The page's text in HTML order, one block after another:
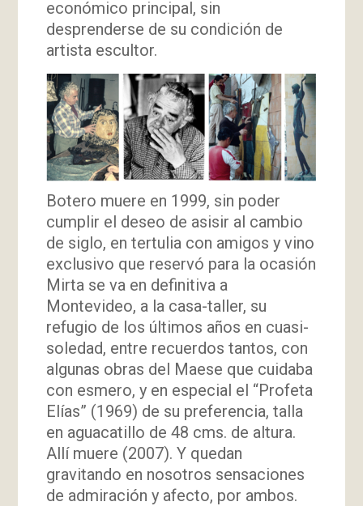
económico principal, sin
desprenderse de su condición de
artista escultor.
Botero muere en 1999, sin poder
cumplir el deseo de asisir al cambio
de siglo, en tertulia con amigos y vino
exclusivo que reservó para la ocasión
Mirta se va en definitiva a
Montevideo, a la casa-taller, su
refugio de los últimos años en cuasi-
soledad, entre recuerdos tantos, con
algunas obras del Maese que cuidaba
con esmero, y en especial el “Profeta
Elías” (1969) de su preferencia, talla
en aguacatillo de 48 cms. de altura.
Allí muere (2007). Y quedan
gravitando en nosotros sensaciones
de admiración y afecto, por ambos.